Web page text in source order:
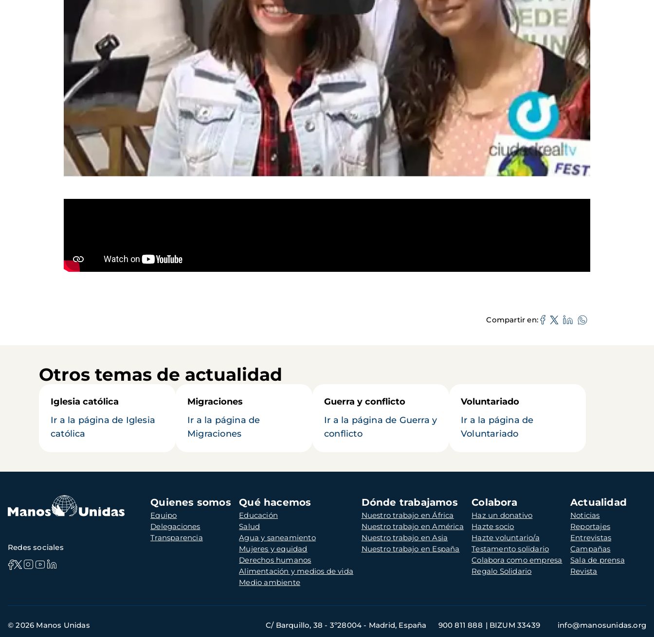
Compartir en
Otros temas de actualidad
Iglesia católica
Ir a la página de Iglesia
católica
Migraciones
Ir a la página de
Migraciones
Guerra y conflicto
Ir a la página de Guerra y
conflicto
Voluntariado
Ir a la página de
Voluntariado
Navegación
principal
Quienes somos
Equipo
Delegaciones
Transparencia
Qué hacemos
Educación
Salud
Agua y saneamiento
Mujeres y equidad
Derechos humanos
Alimentación y medios de vida
Medio ambiente
Dónde trabajamos
Nuestro trabajo en África
Nuestro trabajo en América
Nuestro trabajo en Asia
Nuestro trabajo en España
Colabora
Haz un donativo
Hazte socio
Hazte voluntario/a
Testamento solidario
Colabora como empresa
Regalo Solidario
Actualidad
Noticias
Reportajes
Entrevistas
Campañas
Sala de prensa
Revista
Redes sociales
de
© 2026 Manos Unidas C/ Barquillo, 38 - 3º28004 - Madrid, España 900 811 888 BIZUM 33439 info@manosunidas.org